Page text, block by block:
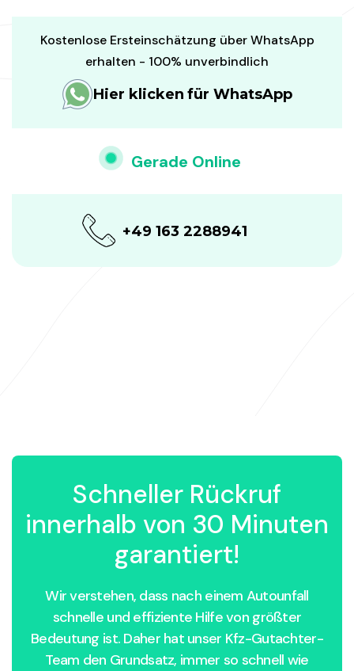
Kostenlose Ersteinschätzung über WhatsApp
erhalten - 100% unverbindlich
Hier klicken für WhatsApp
Gerade Online
+49 163 2288941
Schneller Rückruf
innerhalb von 30 Minuten
garantiert!
Wir verstehen, dass nach einem Autounfall
schnelle und effiziente Hilfe von größter
Bedeutung ist. Daher hat unser Kfz-Gutachter-
Team den Grundsatz, immer so schnell wie